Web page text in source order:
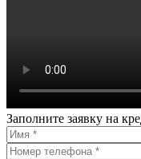
Заполните заявку на